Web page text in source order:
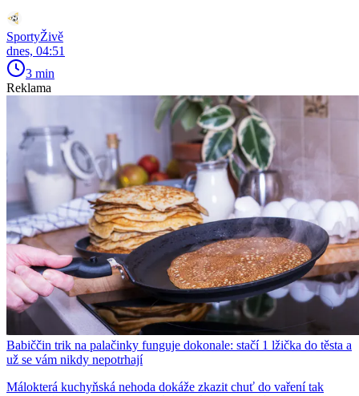
SportyŽivě
dnes, 04:51
3 min
Reklama
Babiččin trik na palačinky funguje dokonale: stačí 1 lžička do těsta a
už se vám nikdy nepotrhají
Málokterá kuchyňská nehoda dokáže zkazit chuť do vaření tak